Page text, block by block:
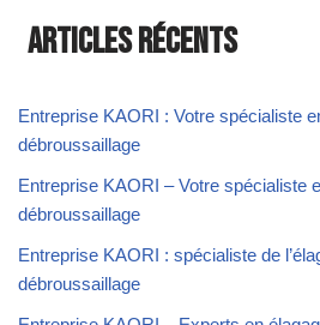
Articles récents
Entreprise KAORI : Votre spécialiste
débroussaillage
Entreprise KAORI – Votre spécialiste
débroussaillage
Entreprise KAORI : spécialiste de
débroussaillage